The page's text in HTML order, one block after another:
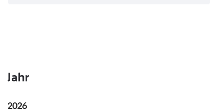
Jahr
2026